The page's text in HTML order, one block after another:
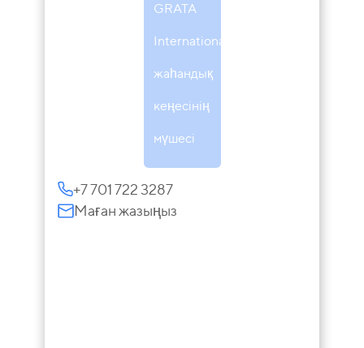
GRATA
International
жаһандық
кеңесінің
мүшесі
+7 701 722 3287
Маған жазыңыз